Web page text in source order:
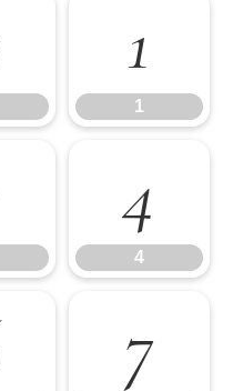
1
1
4
4
7